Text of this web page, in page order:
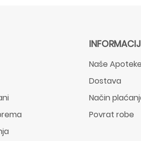
Naše Apoteke
Dostava
Način
Povrat robe